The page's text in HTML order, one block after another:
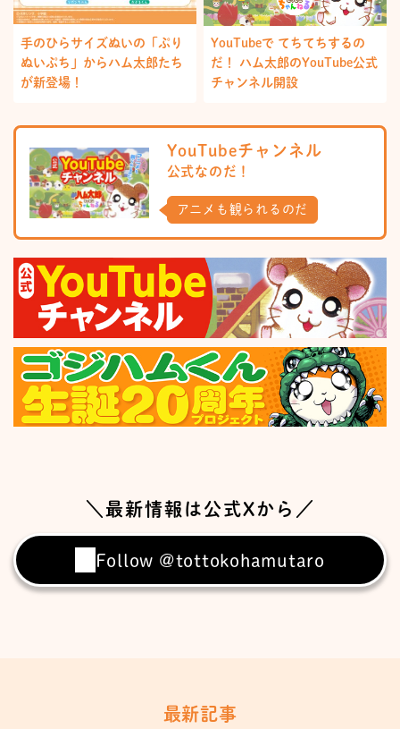
手のひらサイズぬいの「ぷり
ぬいぷち」からハム太郎たち
が新登場！
YouTubeで てちてちするの
だ！ ハム太郎のYouTube公式
チャンネル開設
YouTubeチャンネル
公式なのだ！
アニメも観られるのだ
＼最新情報は公式Xから／
Follow @tottokohamutaro
最新記事